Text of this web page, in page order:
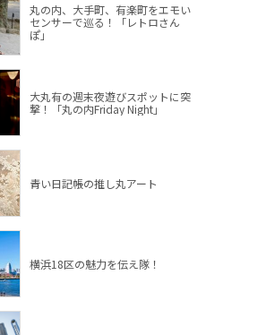
丸の内、大手町、有楽町をエモい
センサーで巡る！「レトロさん
ぽ」
大丸有の週末夜遊びスポットに突
撃！「丸の内Friday Night」
青い日記帳の推し丸アート
横浜18区の魅力を伝え隊！